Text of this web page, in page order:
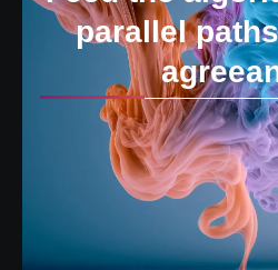
parallel